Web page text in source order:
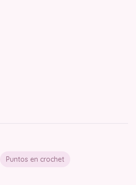
Puntos en crochet